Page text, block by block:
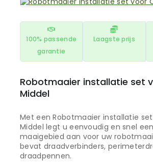
100% passende
garantie
Laagste prijs
Robotmaaier installatie set
Middel
Met een Robotmaaier installatie
Middel legt u eenvoudig en snel
maaigebied aan voor uw
bevat draadverbinders,
draadpennen.